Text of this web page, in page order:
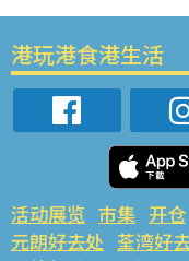
港玩港食港生活
活动展览 市集 开仓
元朗好去处 荃湾好